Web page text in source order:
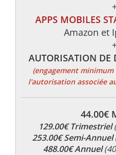
APPS MOBILES
Amazon et
AUTORISATION DE
(engagement
l'autorisation associée
44.00€
129.00€ Trimestriel
253.00€ Semi-Annuel
488.00€ Annuel